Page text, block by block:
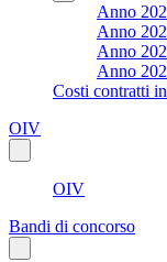
Anno
Anno
Anno
Anno
Costi contratti
OIV
OIV
Bandi di concorso